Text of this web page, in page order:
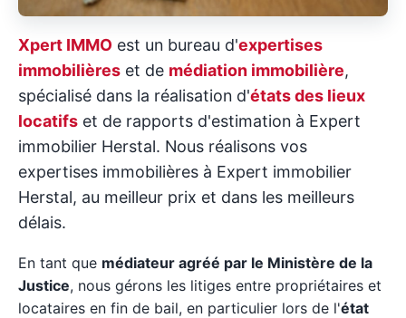
Xpert IMMO est un bureau d'expertises
immobilières et de médiation immobilière,
spécialisé dans la réalisation d'états des lieux
locatifs et de rapports d'estimation à Expert
immobilier Herstal. Nous réalisons vos
expertises immobilières à Expert immobilier
Herstal, au meilleur prix et dans les meilleurs
délais.
En tant que médiateur agréé par le Ministère de la
Justice, nous gérons les litiges entre propriétaires et
locataires en fin de bail, en particulier lors de l'état